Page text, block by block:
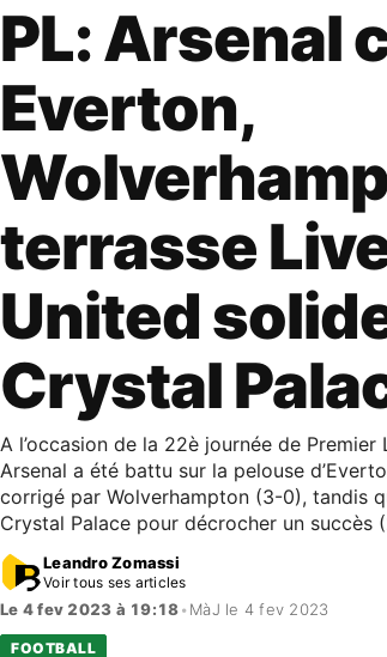
PL: Arsenal
Everton,
terrasse
United
Crystal
A l’occasion de la 22è journée de
Arsenal a été battu sur la pelouse
corrigé par Wolverhampton (3-0), tandis
Crystal Palace pour décrocher un succès
Leandro Zomassi
Voir tous ses articles
Le 4 fev 2023 à 19:18• MàJ le 4 fev 2023
FOOTBALL